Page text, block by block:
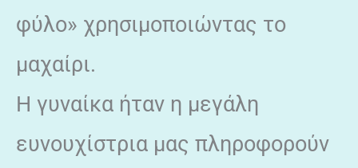
φύλο» χρησιμοποιώντας το
μαχαίρι.
Η γυναίκα ήταν η μεγάλη
ευνουχίστρια μας πληροφορούν